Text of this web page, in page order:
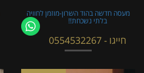
מעסה חדשה בהוד השרון-מוזמן לחוויה
בלתי נשכחת!!
חייגו - 0554532267